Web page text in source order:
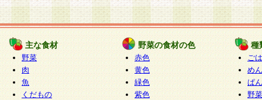
主な食材
野菜
肉
魚
くだもの
野菜の食材の色
赤色
黄色
緑色
紫色
種
ご
めん
ぱん
野